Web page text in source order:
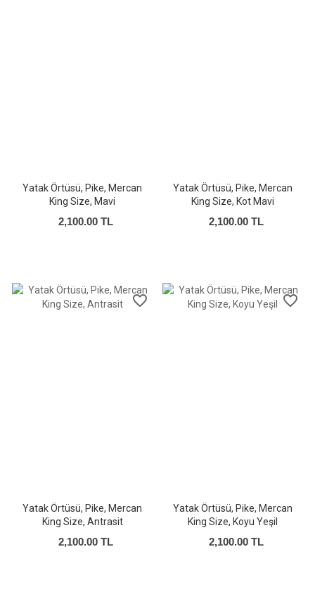
Yatak Örtüsü, Pike, Mercan
King Size, Mavi
2,100.00 TL
Yatak Örtüsü, Pike, Mercan
King Size, Kot Mavi
2,100.00 TL
favorite_border
Yatak Örtüsü, Pike, Mercan
King Size, Antrasit
2,100.00 TL
favorite_border
Yatak Örtüsü, Pike, Mercan
King Size, Koyu Yeşil
2,100.00 TL